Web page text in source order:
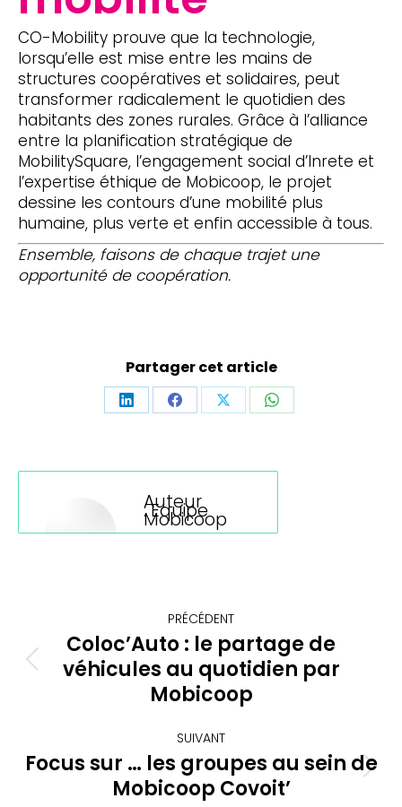
CO-Mobility prouve que la technologie,
lorsqu’elle est mise entre les mains de
structures coopératives et solidaires, peut
transformer radicalement le quotidien des
habitants des zones rurales. Grâce à l’alliance
entre la planification stratégique de
MobilitySquare, l’engagement social d’Inrete et
l’expertise éthique de Mobicoop, le projet
dessine les contours d’une mobilité plus
humaine, plus verte et enfin accessible à tous.
Ensemble, faisons de chaque trajet une
opportunité de coopération.
Partager cet article
PartagerPartagerPartagerPartager
Auteur
:Equipe
Mobicoop
Navigation
article PRÉCÉDENT
Article
précédent
Coloc’Auto : le partage de
véhicules au quotidien par
Mobicoop
SUIVANT
Article
suivant
Focus sur … les groupes au sein de
Mobicoop Covoit’